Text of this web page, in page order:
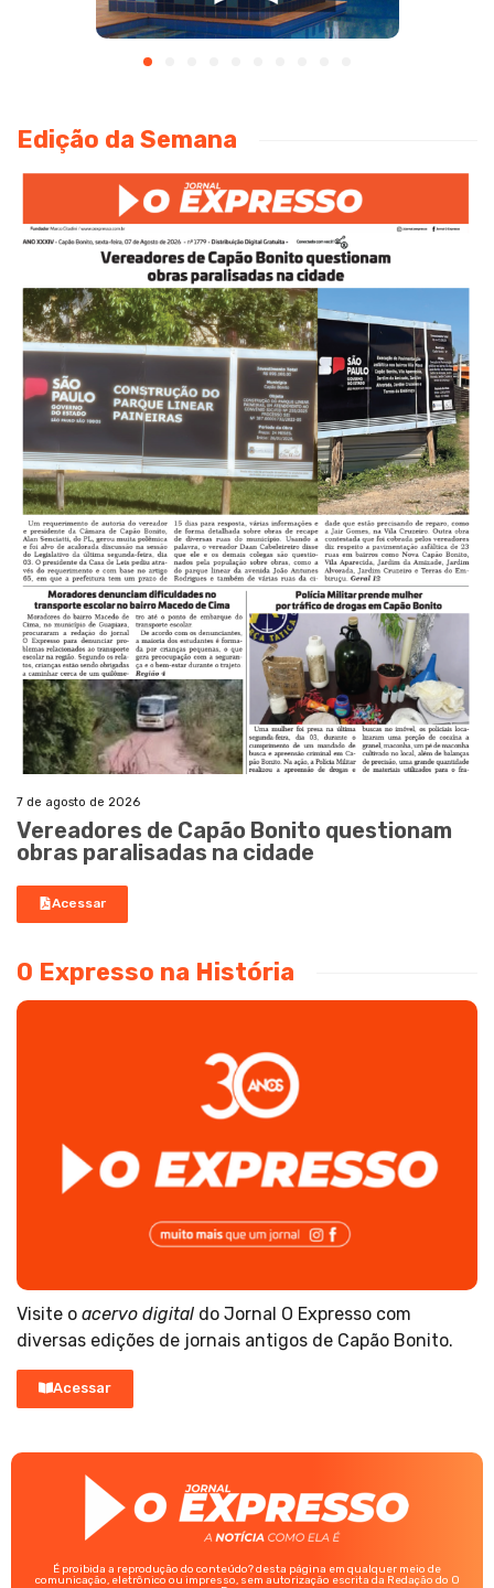
Edição da Semana
7 de agosto de 2026
Vereadores de Capão Bonito questionam
obras paralisadas na cidade
Acessar
O Expresso na História
Visite o acervo digital do Jornal O Expresso com
diversas edições de jornais antigos de Capão Bonito.
Acessar
É proibida a reprodução do conteúdo? desta página em qualquer meio de
comunicação, eletrônico ou impresso, sem autorização escrita da Redação do O